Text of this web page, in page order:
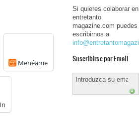
Menéame
Si quieres colaborar en
entretanto
magazine.com puedes
escribirnos a
Suscribirse por Email